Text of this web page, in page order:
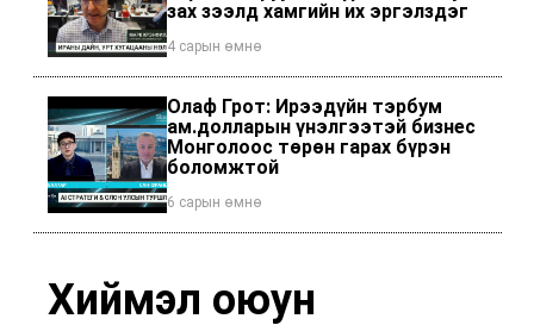
зах зээлд хамгийн их эргэлздэг
4 сарын өмнө
Олаф Грот: Ирээдүйн тэрбум
ам.долларын үнэлгээтэй бизнес
Монголоос төрөн гарах бүрэн
боломжтой
6 сарын өмнө
Хиймэл оюун